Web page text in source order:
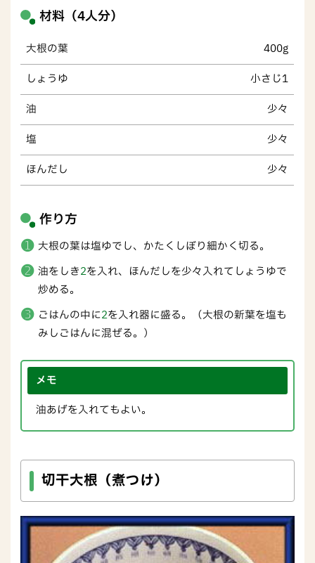
材料（4人分）
大根の葉 400g
しょうゆ 小さじ1
油 少々
塩 少々
ほんだし 少々
作り方
大根の葉は塩ゆでし、かたくしぼり細かく切る。
油をしき2を入れ、ほんだしを少々入れてしょうゆで
炒める。
ごはんの中に2を入れ器に盛る。（大根の新葉を塩も
みしごはんに混ぜる。）
メモ
油あげを入れてもよい。
切干大根（煮つけ）